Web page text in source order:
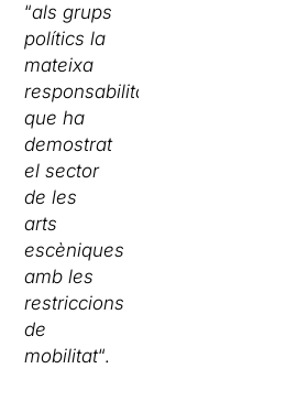
“als grups
polítics la
mateixa
responsabilitat
que ha
demostrat
el sector
de les
arts
escèniques
amb les
restriccions
de
mobilitat“.